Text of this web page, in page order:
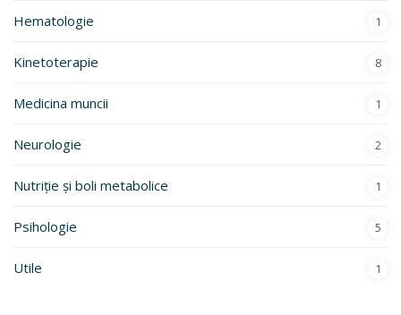
Hematologie 1
Kinetoterapie 8
Medicina muncii 1
Neurologie 2
Nutriție și boli metabolice 1
Psihologie 5
Utile 1